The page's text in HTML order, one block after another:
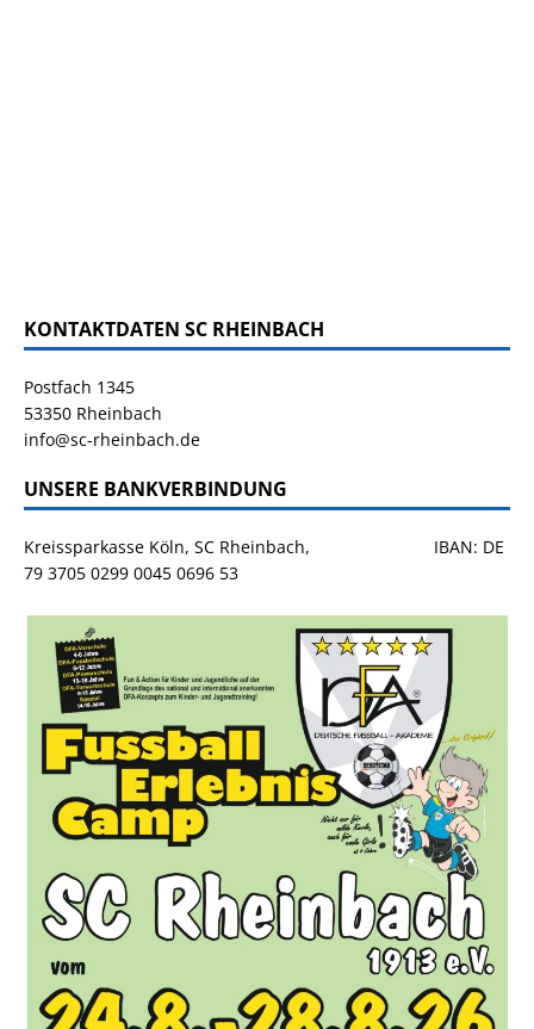
KONTAKTDATEN SC RHEINBACH
Postfach 1345
53350 Rheinbach
info@sc-rheinbach.de
UNSERE BANKVERBINDUNG
Kreissparkasse Köln, SC Rheinbach, IBAN: DE
79 3705 0299 0045 0696 53